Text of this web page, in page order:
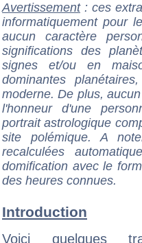
Avertissement: ces
informatiquement pour
aucun caractère
significations des
signes et/ou en
dominantes
moderne. De plus,
l'honneur d'une
portrait astrologique
site polémique. A
recalculées
domification avec le
des heures connues.
Introduction
Voici quelques